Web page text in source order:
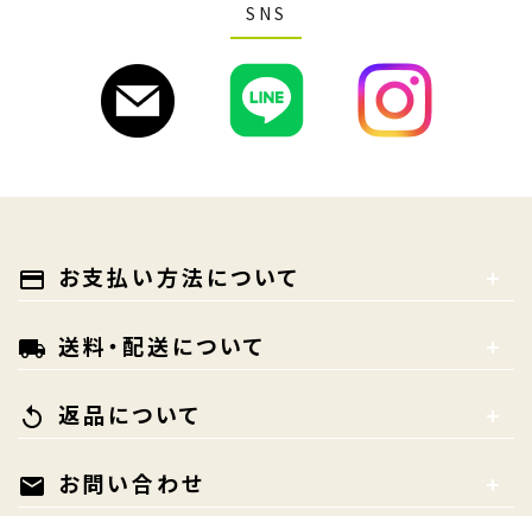
SNS
payment お支払い方法について
local_shipping 送料・配送について
replay 返品について
mail お問い合わせ